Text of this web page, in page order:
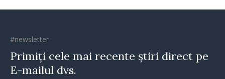
#newsletter
Primiți cele mai recente știri direct pe
E-mailul dvs.